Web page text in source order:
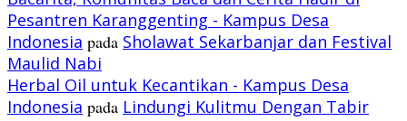
Pesantren Karanggenting - Kampus Desa
Indonesia pada Sholawat Sekarbanjar dan Festival
Maulid Nabi
Herbal Oil untuk Kecantikan - Kampus Desa
Indonesia pada Lindungi Kulitmu Dengan Tabir